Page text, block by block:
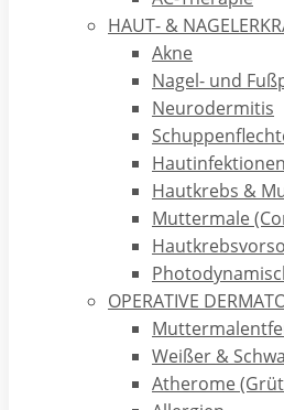
HAUT- &
Akne
Nagel- und
Neurodermitis
Hautinfektionen
Hautkrebs &
Muttermale
OPERATIVE
Weißer &
Atherome
Ratgeber /Haare
Das allmorgendliche Inspizieren
Badezimmerfußbodens oder des
der allmähliche Verlust der
Dünnerwerden kann zum
sämtliche Lebensgeister
Konzentration nur auf einen
sehe ich heute wieder auf dem
uns immer häufiger dabei, wie wir
die Kopfhaut blicken und sich